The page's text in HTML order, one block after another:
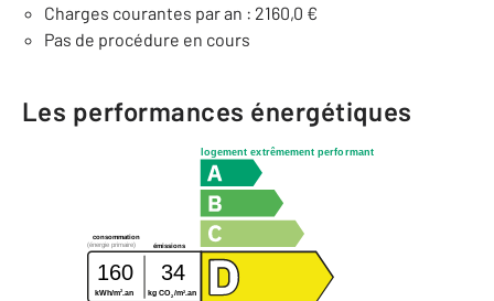
Charges courantes par an : 2160,0 €
Pas de procédure en cours
Les performances énergétiques
logement extrêmement performant
consommation
émissions
(énergie primaire)
160 34
kWh/m2.an kg CO2 /m2 .an